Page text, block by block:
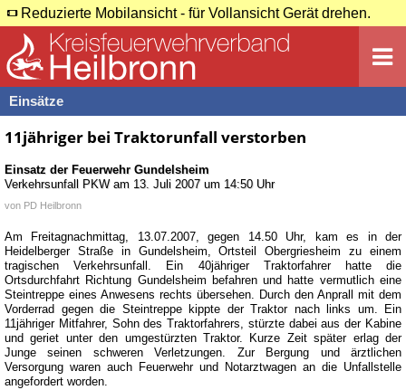
Reduzierte Mobilansicht - für Vollansicht Gerät drehen.
Einsätze
11jähriger bei Traktorunfall verstorben
Einsatz der FeuerwehrGundelsheim
Verkehrsunfall PKW am 13. Juli 2007 um 14:50 Uhr
von PD Heilbronn
Am Freitagnachmittag, 13.07.2007, gegen 14.50 Uhr, kam es in der
Heidelberger Straße in Gundelsheim, Ortsteil Obergriesheim zu einem
tragischen Verkehrsunfall. Ein 40jähriger Traktorfahrer hatte die
Ortsdurchfahrt Richtung Gundelsheim befahren und hatte vermutlich eine
Steintreppe eines Anwesens rechts übersehen. Durch den Anprall mit dem
Vorderrad gegen die Steintreppe kippte der Traktor nach links um. Ein
11jähriger Mitfahrer, Sohn des Traktorfahrers, stürzte dabei aus der Kabine
und geriet unter den umgestürzten Traktor. Kurze Zeit später erlag der
Junge seinen schweren Verletzungen. Zur Bergung und ärztlichen
Versorgung waren auch Feuerwehr und Notarztwagen an die Unfallstelle
angefordert worden.